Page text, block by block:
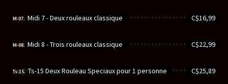
M-07. C$16,99
Midi 7 - Deux rouleaux classique
M-08. C$22,99
Midi 8 - Trois rouleaux classique
Ts-15. C$25,89
Ts-15 Deux Rouleau Speciaux pour 1 personne